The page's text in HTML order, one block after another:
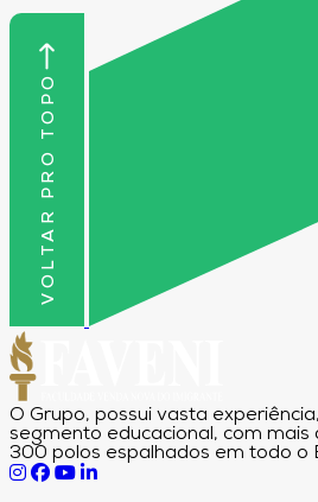
VOLTAR PRO TOPO
O Grupo, possui vasta
segmento educacional, com mais
300 polos espalhados em todo o